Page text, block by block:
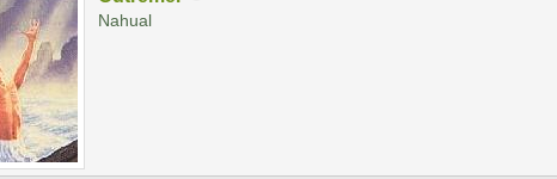
Nahual